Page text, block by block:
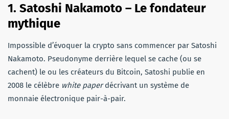
1. Satoshi Nakamoto – Le fondateur
mythique
Impossible d’évoquer la crypto sans commencer par Satoshi
Nakamoto. Pseudonyme derrière lequel se cache (ou se
cachent) le ou les créateurs du Bitcoin, Satoshi publie en
2008 le célèbre white paperdécrivant un système de
monnaie électronique pair-à-pair.